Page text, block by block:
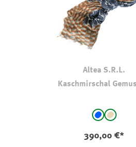
Altea S.R.L.
Kaschmirschal
auswählen
blau -beige -
(Diese
390,00 €*